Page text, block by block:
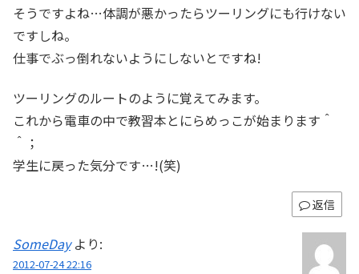
そうですよね…体調が悪かったらツーリングにも行けない
ですしね。
仕事でぶっ倒れないようにしないとですね!
ツーリングのルートのように覚えてみます。
これから電車の中で教習本とにらめっこが始まります＾
＾；
学生に戻った気分です…!(笑)
返信
SomeDay より:
2012-07-24 22:16